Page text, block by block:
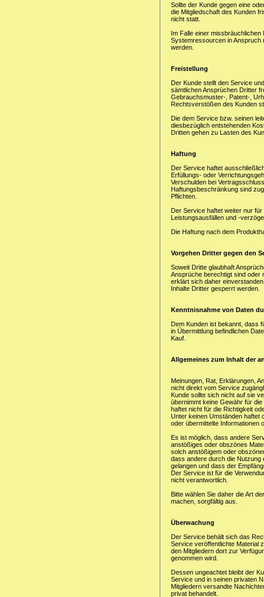
Sollte der Kunde gegen eine
die Mitgliedschaft des Kunden
nicht statt.
Im Falle einer
Systemressourcen in Anspruch
werden.
Freistellung
Der Kunde stellt den Service
sämtlichen Ansprüchen Dritter
Gebrauchsmuster-, Patent-,
Rechtsverstößen des Kunden
Die dem Service bzw. seinen
diesbezüglich entstehenden
Dritten gehen zu Lasten des
Haftung
Der Service haftet
Erfüllungs- oder
Verschulden bei
Haftungsbeschränkung sind
Pflichten.
Der Service haftet weiter nur
Leistungsausfällen und -
Die Haftung nach dem
Vorgehen Dritter gegen den
Soweit Dritte glaubhaft
Ansprüche berechtigt sind oder
erklärt sich daher
Inhalte Dritter gesperrt werden.
Kenntnisnahme von Daten
Dem Kunden ist bekannt, dass
in Übermittlung befindlichen
Kauf.
Allgemeines zum Inhalt der
Meinungen, Rat, Erklärungen,
nicht direkt vom Service
Kunde sollte sich nicht auf sie
übernimmt keine Gewähr für
haftet nicht für die Richtigkeit
Unter keinen Umständen haftet
oder übermittelte Informationen
Es ist möglich, dass andere
anstößiges oder obszönes
solch anstößigem oder
dass andere durch die Nutzung
gelangen und dass der
Der Service ist für die
nicht verantwortlich.
Bitte wählen Sie daher die Art
machen, sorgfältig aus.
Überwachung
Der Service behält sich das
Service veröffentlichte Material
den Mitgliedern dort zur
genommen wird.
Dessen ungeachtet bleibt der
Service und in seinen privaten
Mitgliedern versandte
privat behandelt.